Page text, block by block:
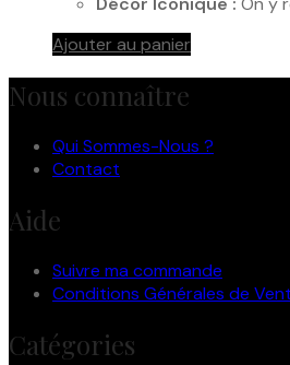
Ajouter au panier
Nous connaître
Qui Sommes-Nous ?
Contact
Aide
Suivre ma commande
Conditions Générales de
Catégories